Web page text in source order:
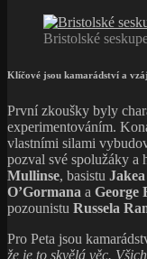
Bristolské
Klíčové jsou kamarádství a
První zkoušky byly
experimentováním.
vlastními silami
pozval své spolužáky a
Mullinse, basistu
O’Gormana a George
pozounistu Russela
Pro Peta jsou
že je to skvělá věc.